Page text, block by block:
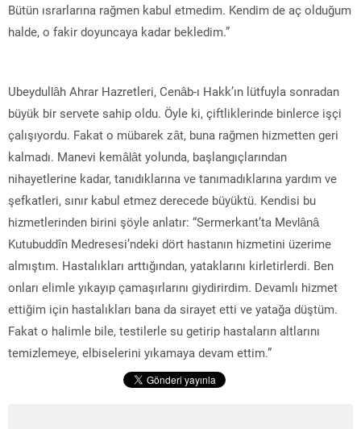
Bütün ısrarlarına rağmen kabul etmedim. Kendim de aç olduğum
halde, o fakir doyuncaya kadar bekledim.”
Ubeydullâh Ahrar Hazretleri, Cenâb-ı Hakk’ın lütfuyla sonradan
büyük bir servete sahip oldu. Öyle ki, çiftliklerinde binlerce işçi
çalışıyordu. Fakat o mübarek zât, buna rağmen hizmetten geri
kalmadı. Manevi kemâlât yolunda, başlangıçlarından
nihayetlerine kadar, tanıdıklarına ve tanımadıklarına yardım ve
şefkatleri, sınır kabul etmez derecede büyüktü. Kendisi bu
hizmetlerinden birini şöyle anlatır: “Sermerkant’ta Mevlânâ
Kutubuddîn Medresesi’ndeki dört hastanın hizmetini üzerime
almıştım. Hastalıkları arttığından, yataklarını kirletirlerdi. Ben
onları elimle yıkayıp çamaşırlarını giydirirdim. Devamlı hizmet
ettiğim için hastalıkları bana da sirayet etti ve yatağa düştüm.
Fakat o halimle bile, testilerle su getirip hastaların altlarını
temizlemeye, elbiselerini yıkamaya devam ettim.”